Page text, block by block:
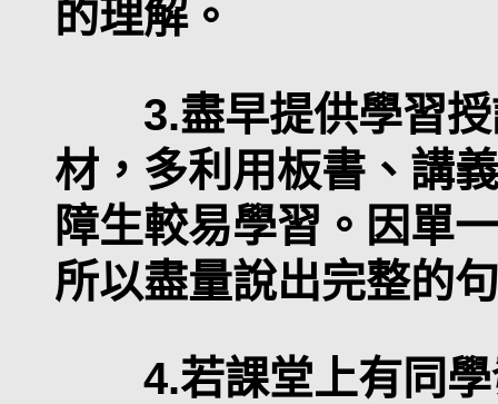
的理解。
3.盡早提供學習授
材，多利用板書、講
障生較易學習。因單
所以盡量說出完整的
4.若課堂上有同學